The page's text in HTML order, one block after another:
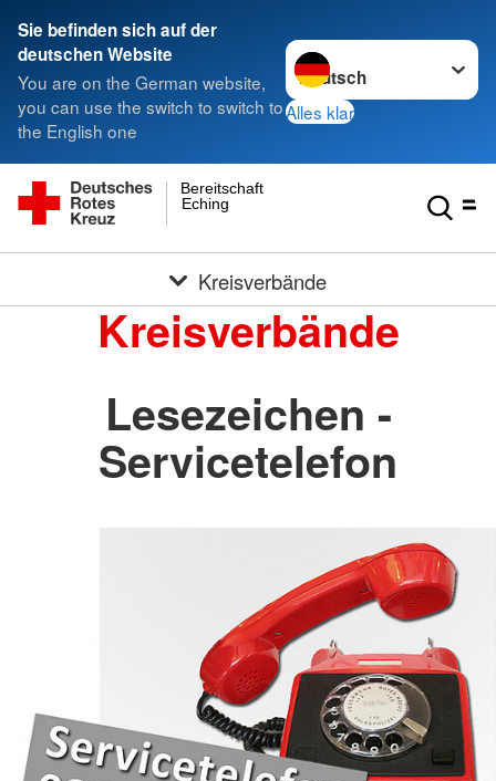
Sie befinden sich auf der
deutschen Website
You are on the German website,
you can use the switch to switch to
the English one
Sprache wechseln zu
Alles klar
Eching
Bereitschaft
Kreisverbände
Kreisverbände
Lesezeichen -
Servicetelefon